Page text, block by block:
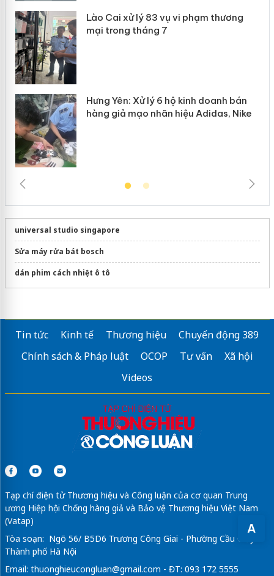
A
Lào Cai xử lý 83 vụ vi phạm thương
mại trong tháng 7
Hưng Yên: Xử lý 6 hộ kinh doanh bán
hàng giả mạo nhãn hiệu Adidas, Nike
universal studio singapore
Sửa máy rửa bát bosch
dán phim cách nhiệt ô tô
Tin tức Kinh tế Thương hiệu
Chuyển động 389
Chính sách & Pháp luật
OCOP Tư vấn
Xã hội
Videos
Tạp chí điện tử Thương hiệu và Công luận của cơ quan Trung
ương Hiệp hội Chống hàng giả và Bảo vệ Thương hiệu Việt Nam
(Vatap)
Tòa soạn: Ngõ 56/ B5D6 Trương Công Giai - Phường Cầu Giấy -
Thành phố Hà Nội
Email: thuonghieucongluan@gmail.com - ĐT: 093 172 5555